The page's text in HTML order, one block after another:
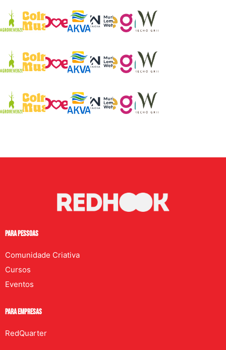
PARA PESSOAS
Comunidade Criativa
Cursos
Eventos
PARA EMPRESAS
RedQuarter